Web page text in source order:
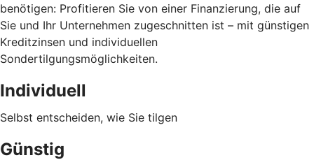
benötigen: Profitieren Sie von einer Finanzierung, die auf
Sie und Ihr Unternehmen zugeschnitten ist – mit günstigen
Kreditzinsen und individuellen
Sondertilgungsmöglichkeiten.
Individuell
Selbst entscheiden, wie Sie tilgen
Günstig